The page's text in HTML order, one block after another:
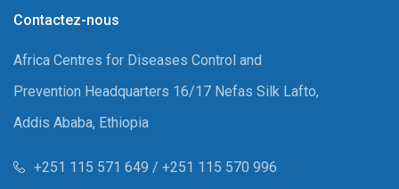
Contactez-nous
Africa Centres for Diseases Control and
Prevention Headquarters 16/17 Nefas Silk Lafto,
Addis Ababa, Ethiopia
+251 115 571 649 / +251 115 570 996